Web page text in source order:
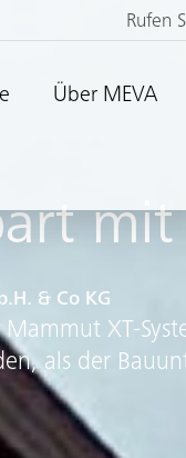
Rufen
Über MEVA
& Co KG
Mammut XT-
als der